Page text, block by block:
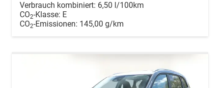
Verbrauch kombiniert: 6,50 l/100km
CO2-Klasse: E
CO2-Emissionen: 145,00 g/km